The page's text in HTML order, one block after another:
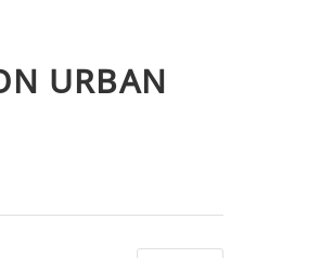
URBAN